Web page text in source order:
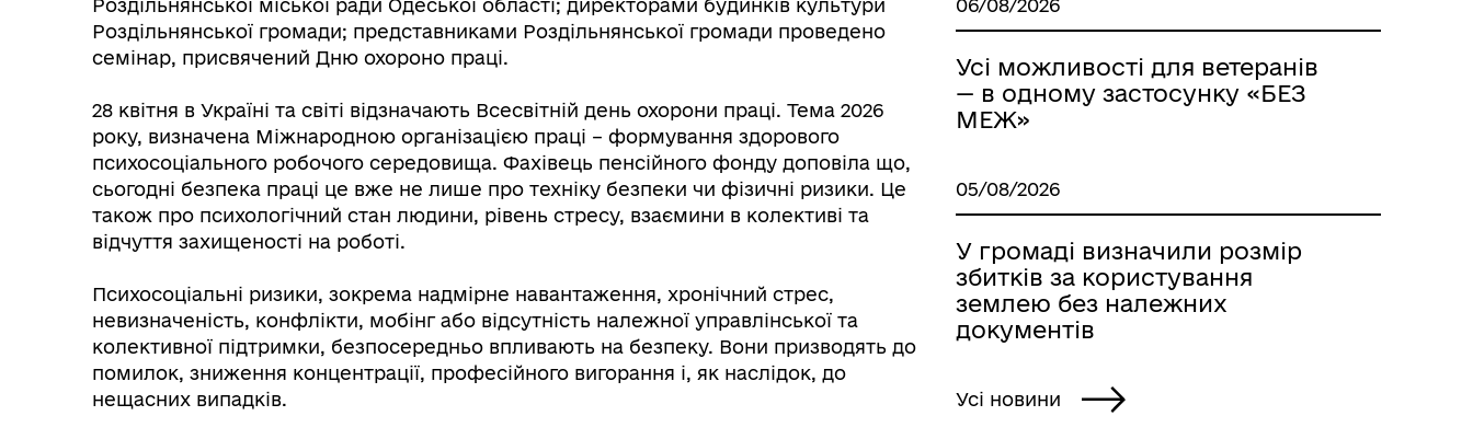
Колегіальні органи (ради,
робочі групи, комісії)
Радіаційний фон Електронна черга в ТЦК
Роздільнянської міської ради Одеської області; директорами будинків культури
Роздільнянської громади; представниками Роздільнянської громади проведено
семінар, присвячений Дню охороно праці.
28 квітня в Україні та світі відзначають Всесвітній день охорони праці. Тема 2026
року, визначена Міжнародною організацією праці – формування здорового
психосоціального робочого середовища. Фахівець пенсійного фонду доповіла що,
сьогодні безпека праці це вже не лише про техніку безпеки чи фізичні ризики. Це
також про психологічний стан людини, рівень стресу, взаємини в колективі та
відчуття захищеності на роботі.
Психосоціальні ризики, зокрема надмірне навантаження, хронічний стрес,
невизначеність, конфлікти, мобінг або відсутність належної управлінської та
колективної підтримки, безпосередньо впливають на безпеку. Вони призводять до
помилок, зниження концентрації, професійного вигорання і, як наслідок, до
нещасних випадків.
06/08/2026
Усі можливості для ветеранів
— в одному застосунку «БЕЗ
МЕЖ»
05/08/2026
У громаді визначили розмір
збитків за користування
землею без належних
документів
Усі новини